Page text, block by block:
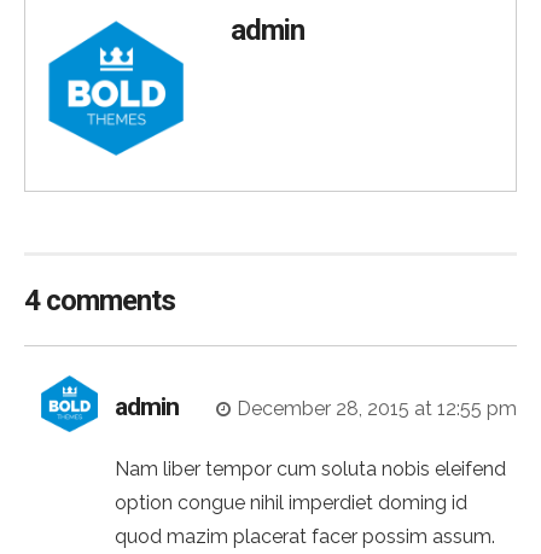
admin
4 comments
admin December 28, 2015 at 12:55 pm
Nam liber tempor cum soluta nobis eleifend
option congue nihil imperdiet doming id
quod mazim placerat facer possim assum.